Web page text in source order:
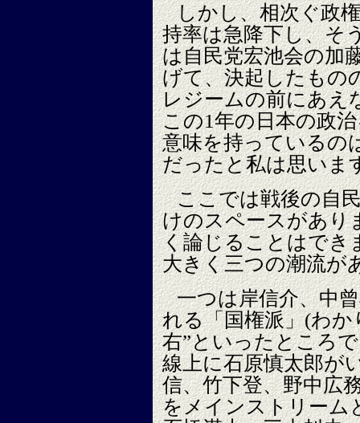
しかし、相次ぐ政
持率は急降下し、そ
は自民党宏池会の加
げて、決起したもの
レジームの前にあえ
この1年の日本の政
意味を持っているの
だったと私は思いま
ここでは戦後の自
けのスペースがあり
く論じることはでき
大きく三つの潮流が
一つは岸信介、中
れる「国権派」(わ
右”といったところ
線上に石原慎太郎が
信、竹下登、野中広
をメインストリーム